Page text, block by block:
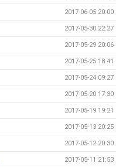
2017-06-05 20:00
2017-05-30 22:27
2017-05-29 20:06
2017-05-25 18:41
2017-05-24 09:27
2017-05-20 17:30
2017-05-19 19:21
2017-05-13 20:25
2017-05-12 20:30
2017-05-11 21:53